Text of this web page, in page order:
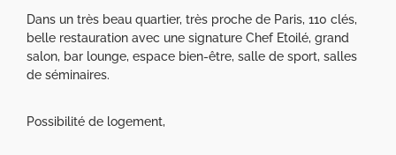
Dans un très beau quartier, très proche de Paris, 110 clés,
belle restauration avec une signature Chef Etoilé, grand
salon, bar lounge, espace bien-être, salle de sport, salles
de séminaires.
Possibilité de logement,